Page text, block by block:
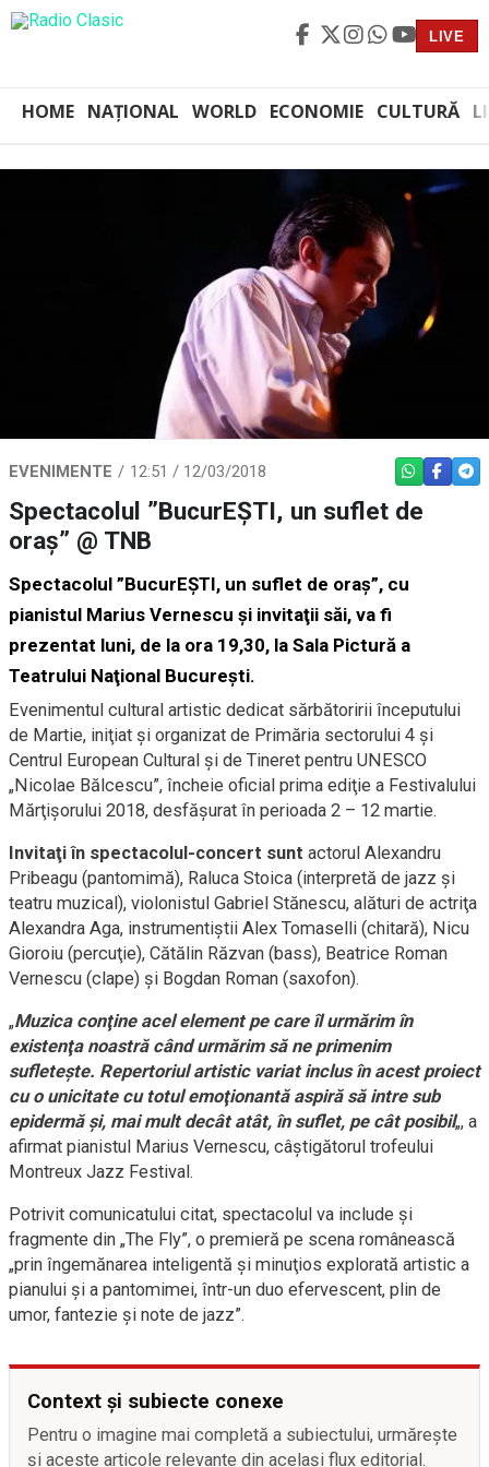
LIVE
HOME NAȚIONAL WORLD ECONOMIE CULTURĂ
EVENIMENTE 12:51 / 12/03/2018 WHATSAPP
Spectacolul ”BucurEŞTI, un suflet de
oraş” @ TNB
Spectacolul ”BucurEŞTI, un suflet de oraş”, cu
pianistul Marius Vernescu şi invitaţii săi, va fi
prezentat luni, de la ora 19,30, la Sala Pictură a
Teatrului Naţional Bucureşti.
Evenimentul cultural artistic dedicat sărbătoririi începutului
de Martie, iniţiat şi organizat de Primăria sectorului 4 şi
Centrul European Cultural şi de Tineret pentru UNESCO
„Nicolae Bălcescu”, încheie oficial prima ediţie a Festivalului
Mărţişorului 2018, desfăşurat în perioada 2 – 12 martie.
Invitaţi în spectacolul-concert sunt actorul Alexandru
Pribeagu (pantomimă), Raluca Stoica (interpretă de jazz şi
teatru muzical), violonistul Gabriel Stănescu, alături de actriţa
Alexandra Aga, instrumentiştii Alex Tomaselli (chitară), Nicu
Gioroiu (percuţie), Cătălin Răzvan (bass), Beatrice Roman
Vernescu (clape) şi Bogdan Roman (saxofon).
„Muzica conţine acel element pe care îl urmărim în
existenţa noastră când urmărim să ne primenim
sufleteşte. Repertoriul artistic variat inclus în acest proiect
cu o unicitate cu totul emoţionantă aspiră să intre sub
epidermă şi, mai mult decât atât, în suflet, pe cât posibil„, a
afirmat pianistul Marius Vernescu, câştigătorul trofeului
Montreux Jazz Festival.
Potrivit comunicatului citat, spectacolul va include şi
fragmente din „The Fly”, o premieră pe scena românească
„prin îngemănarea inteligentă şi minuţios explorată artistic a
pianului şi a pantomimei, într-un duo efervescent, plin de
umor, fantezie şi note de jazz”.
Context și subiecte conexe
Pentru o imagine mai completă a subiectului, urmărește
și aceste articole relevante din același flux editorial.